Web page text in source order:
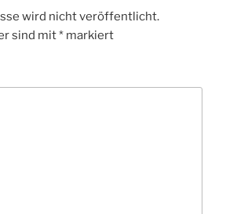
wird nicht veröffentlicht.
sind mit* markiert